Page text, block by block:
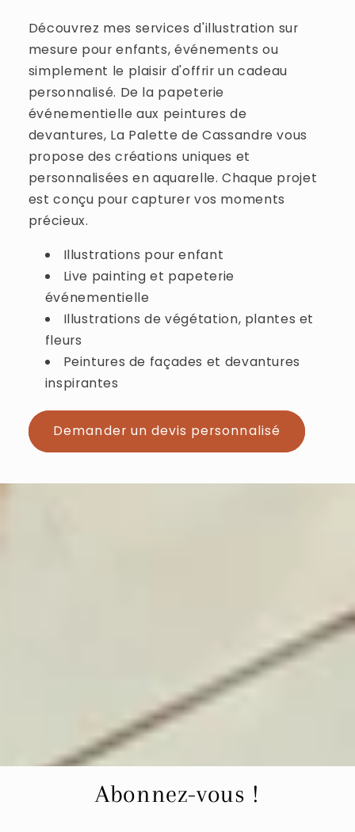
Découvrez mes services d'illustration sur
mesure pour enfants, événements ou
simplement le plaisir d'offrir un cadeau
personnalisé. De la papeterie
événementielle aux peintures de
devantures, La Palette de Cassandre vous
propose des créations uniques et
personnalisées en aquarelle. Chaque projet
est conçu pour capturer vos moments
précieux.
Illustrations pour enfant
Live painting et papeterie
événementielle
Illustrations de végétation, plantes et
fleurs
Peintures de façades et devantures
inspirantes
Demander un devis personnalisé
Abonnez-vous !